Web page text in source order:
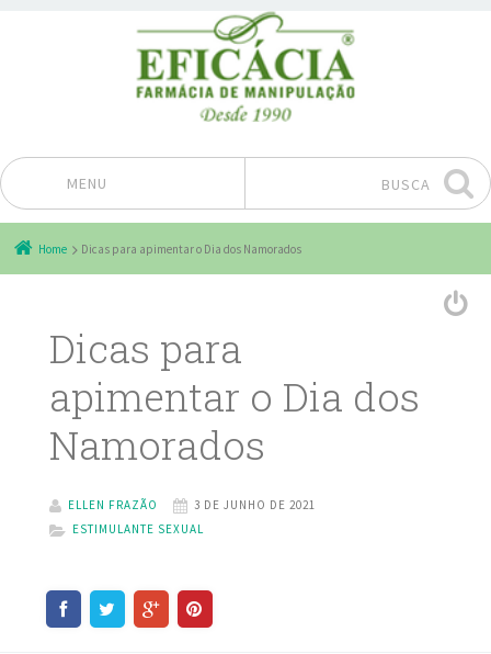
MENU
Pular para o conteúdo
BUSCA
Home Dicas para apimentar o Dia dos Namorados
Dicas para
apimentar o Dia dos
Namorados
ELLEN FRAZÃO
3 DE JUNHO DE 2021
ESTIMULANTE SEXUAL